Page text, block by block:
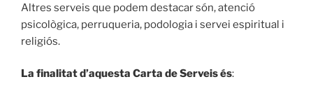
Altres serveis que podem destacar són, atenció
psicològica, perruqueria, podologia i servei espiritual i
religiós.
La finalitat d’aquesta Carta de Serveis és: